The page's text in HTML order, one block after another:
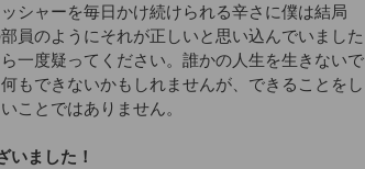
シャーを毎日かけ続けられる辛さに僕は結局
員のようにそれが正しいと思い込んでいました
一度疑ってください。誰かの人生を生きないで
もできないかもしれませんが、できることをし
ことではありません。
いました！